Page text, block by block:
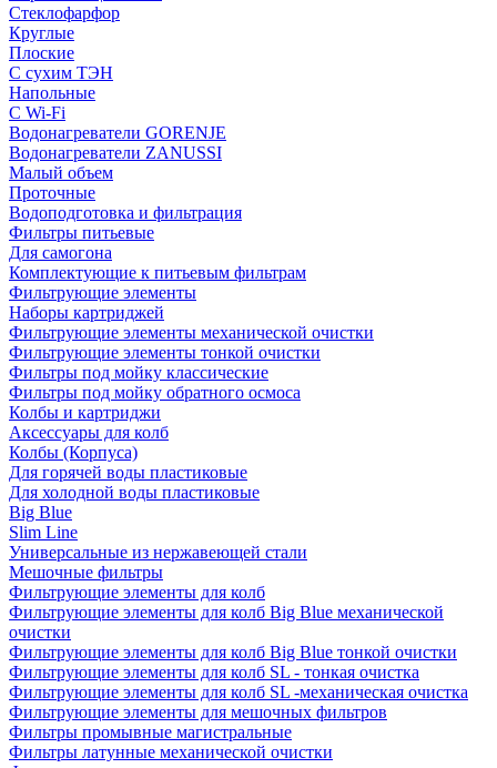
Стеклофарфор
Круглые
Плоские
С сухим ТЭН
Напольные
С Wi-Fi
Водонагреватели GORENJE
Водонагреватели ZANUSSI
Малый объем
Проточные
Водоподготовка и фильтрация
Фильтры питьевые
Для самогона
Комплектующие к питьевым фильтрам
Фильтрующие элементы
Наборы картриджей
Фильтрующие элементы механической очистки
Фильтрующие элементы тонкой очистки
Фильтры под мойку классические
Фильтры под мойку обратного осмоса
Колбы и картриджи
Аксессуары для колб
Колбы (Корпуса)
Для горячей воды пластиковые
Для холодной воды пластиковые
Big Blue
Slim Line
Универсальные из нержавеющей стали
Мешочные фильтры
Фильтрующие элементы для колб
Фильтрующие элементы для колб Big Blue механической
очистки
Фильтрующие элементы для колб Big Blue тонкой очистки
Фильтрующие элементы для колб SL - тонкая очистка
Фильтрующие элементы для колб SL -механическая очистка
Фильтрующие элементы для мешочных фильтров
Фильтры промывные магистральные
Фильтры латунные механической очистки